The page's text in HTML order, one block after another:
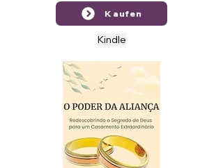
Kaufen
Kindle